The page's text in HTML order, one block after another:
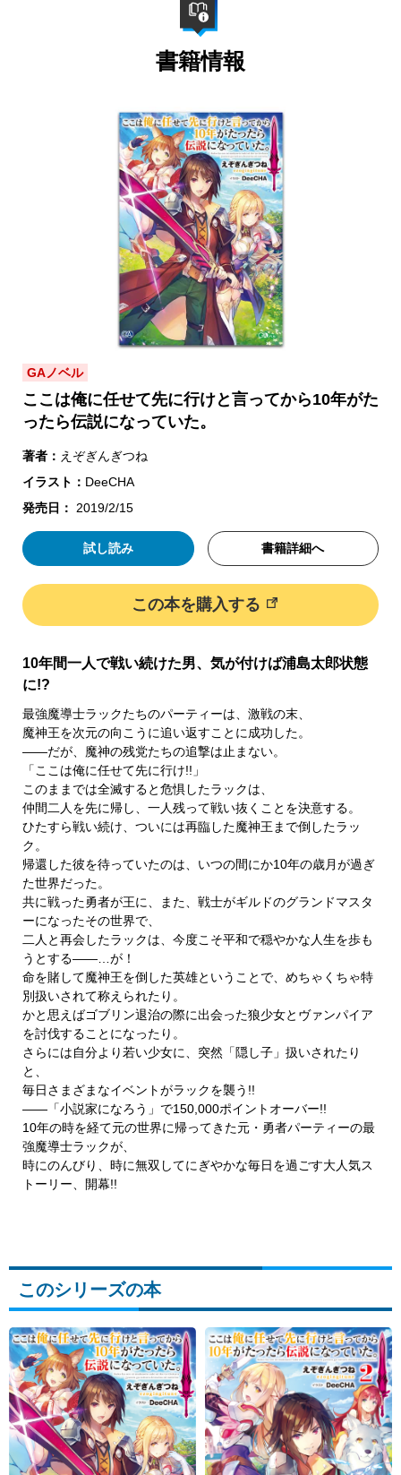
書籍情報
GAノベル
ここは俺に任せて先に行けと言ってから10年がた
ったら伝説になっていた。
著者： えぞぎんぎつね
イラスト： DeeCHA
発売日：
2019/2/15
試し読み 書籍詳細へ
この本を購入する
10年間一人で戦い続けた男、気が付けば浦島太郎状態
に!?
最強魔導士ラックたちのパーティーは、激戦の末、
魔神王を次元の向こうに追い返すことに成功した。
――だが、魔神の残党たちの追撃は止まない。
「ここは俺に任せて先に行け!!」
このままでは全滅すると危惧したラックは、
仲間二人を先に帰し、一人残って戦い抜くことを決意する。
ひたすら戦い続け、ついには再臨した魔神王まで倒したラッ
ク。
帰還した彼を待っていたのは、いつの間にか10年の歳月が過ぎ
た世界だった。
共に戦った勇者が王に、また、戦士がギルドのグランドマスタ
ーになったその世界で、
二人と再会したラックは、今度こそ平和で穏やかな人生を歩も
うとする――…が！
命を賭して魔神王を倒した英雄ということで、めちゃくちゃ特
別扱いされて称えられたり。
かと思えばゴブリン退治の際に出会った狼少女とヴァンパイア
を討伐することになったり。
さらには自分より若い少女に、突然「隠し子」扱いされたり
と、
毎日さまざまなイベントがラックを襲う!!
――「小説家になろう」で150,000ポイントオーバー!!
10年の時を経て元の世界に帰ってきた元・勇者パーティーの最
強魔導士ラックが、
時にのんびり、時に無双してにぎやかな毎日を過ごす大人気ス
トーリー、開幕!!
このシリーズの本